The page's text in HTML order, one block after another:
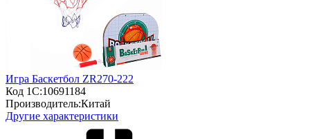
Игра Баскетбол ZR270-222
Код 1С:10691184
Производитель:Китай
Другие характеристики